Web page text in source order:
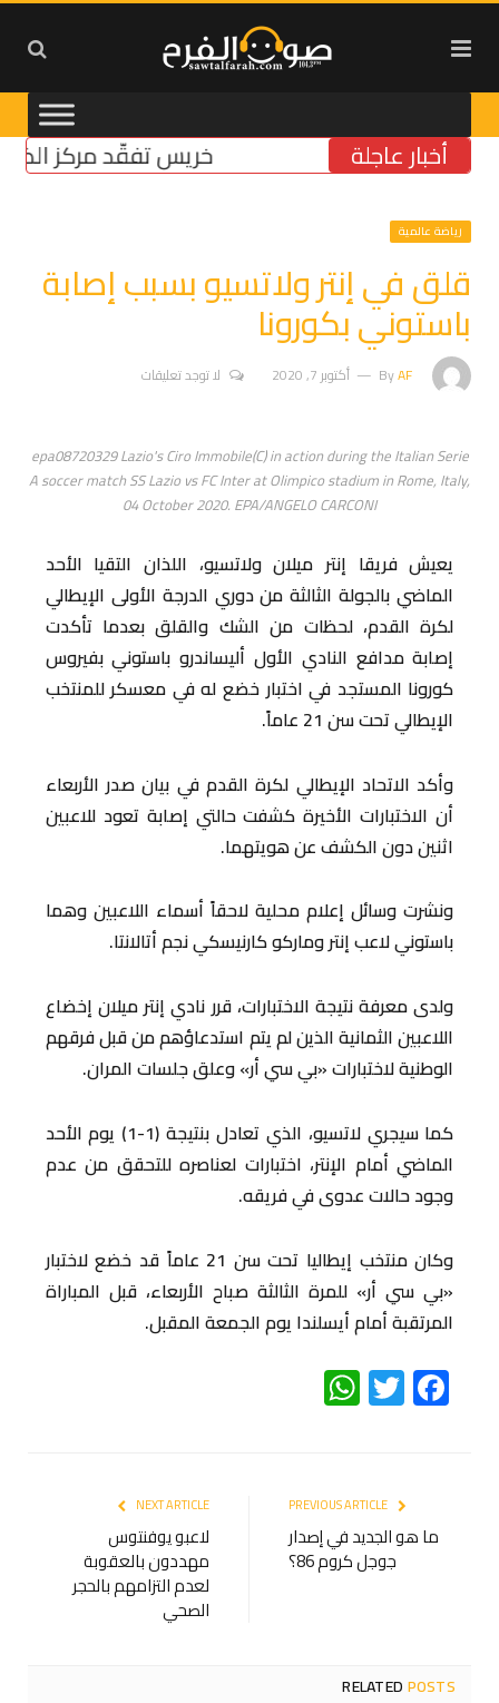
أخبار عاجلة خريس تفقّد مركز
رياضة عالمية
قلق في إنتر ولاتسيو بسبب إصابة
باستوني بكورونا
ByAF أكتوبر 7, 2020 لا توجد تعليقات
epa08720329 Lazio's Ciro Immobile(C) in action during the Italian Serie
A soccer match SS Lazio vs FC Inter at Olimpico stadium in Rome, Italy,
04 October 2020. EPA/ANGELO CARCONI
يعيش فريقا إنتر ميلان ولاتسيو، اللذان التقيا الأحد
الماضي بالجولة الثالثة من دوري الدرجة الأولى الإيطالي
لكرة القدم، لحظات من الشك والقلق بعدما تأكدت
إصابة مدافع النادي الأول أليساندرو باستوني بفيروس
كورونا المستجد في اختبار خضع له في معسكر للمنتخب
الإيطالي تحت سن 21 عاماً.
وأكد الاتحاد الإيطالي لكرة القدم في بيان صدر الأربعاء
أن الاختبارات الأخيرة كشفت حالتي إصابة تعود للاعبين
اثنين دون الكشف عن هويتهما.
ونشرت وسائل إعلام محلية لاحقاً أسماء اللاعبين وهما
باستوني لاعب إنتر وماركو كارنيسكي نجم أتالانتا.
ولدى معرفة نتيجة الاختبارات، قرر نادي إنتر ميلان إخضاع
اللاعبين الثمانية الذين لم يتم استدعاؤهم من قبل فرقهم
الوطنية لاختبارات «بي سي أر» وعلق جلسات المران.
كما سيجري لاتسيو، الذي تعادل بنتيجة (1-1) يوم الأحد
الماضي أمام الإنتر، اختبارات لعناصره للتحقق من عدم
وجود حالات عدوى في فريقه.
وكان منتخب إيطاليا تحت سن 21 عاماً قد خضع لاختبار
«بي سي أر» للمرة الثالثة صباح الأربعاء، قبل المباراة
المرتقبة أمام أيسلندا يوم الجمعة المقبل.
Facebook
Twitter
WhatsApp
ما هو الجديد في إصدار
جوجل كروم 86؟
NEXT ARTICLE
لاعبو يوفنتوس
مهددون بالعقوبة
لعدم التزامهم بالحجر
الصحي
RELATEDPOSTS